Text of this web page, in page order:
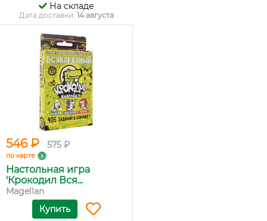
На складе
Дата доставки: 14 августа
546 ₽ 575 ₽
по карте
Настольная игра
'Крокодил Вся...
Magellan
Купить